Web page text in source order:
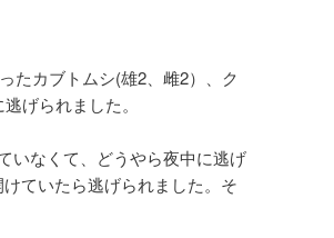
たカブトムシ(雄2、雌2）、ク
げられました。
いなくて、どうやら夜中に逃げ
ていたら逃げられました。そ